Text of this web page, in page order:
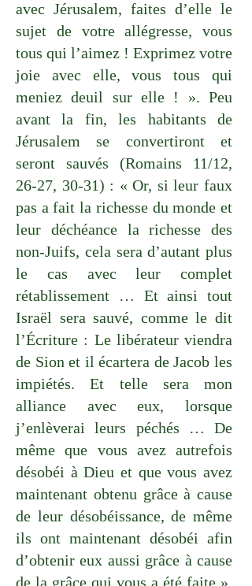
avec Jérusalem, faites d’elle le
sujet de votre allégresse, vous
tous qui l’aimez ! Exprimez votre
joie avec elle, vous tous qui
meniez deuil sur elle ! ». Peu
avant la fin, les habitants de
Jérusalem se convertiront et
seront sauvés (Romains 11/12,
26-27, 30-31) : « Or, si leur faux
pas a fait la richesse du monde et
leur déchéance la richesse des
non-Juifs, cela sera d’autant plus
le cas avec leur complet
rétablissement … Et ainsi tout
Israël sera sauvé, comme le dit
l’Écriture : Le libérateur viendra
de Sion et il écartera de Jacob les
impiétés. Et telle sera mon
alliance avec eux, lorsque
j’enlèverai leurs péchés … De
même que vous avez autrefois
désobéi à Dieu et que vous avez
maintenant obtenu grâce à cause
de leur désobéissance, de même
ils ont maintenant désobéi afin
d’obtenir eux aussi grâce à cause
de la grâce qui vous a été faite ».